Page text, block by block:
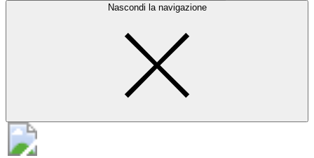
Nascondi la navigazione